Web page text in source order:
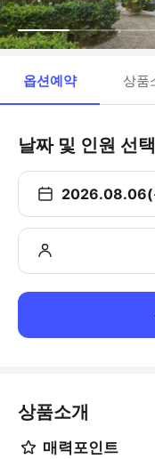
옵션예약 상품
날짜 및 인원 선택
2026.08.06(
상품소개
매력포인트